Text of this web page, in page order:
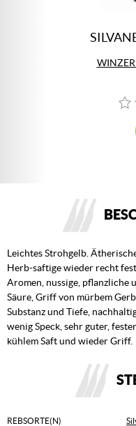
Leichtes Strohgelb.
Herb-saftige wieder recht
Aromen, nussige, pflanzliche
Säure, Griff von mürbem
Substanz und Tiefe,
wenig Speck, sehr guter,
kühlem Saft und wieder Griff.
REBSORTE(N)